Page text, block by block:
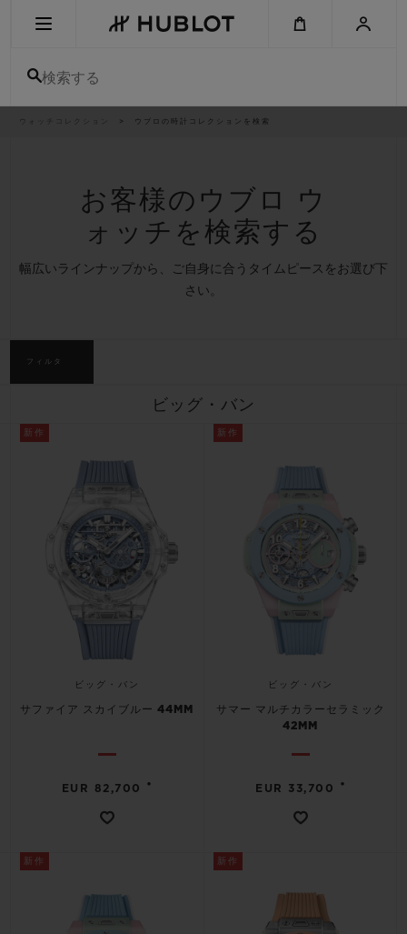
検索する
ウブロの時計コレクションを検索
お客様のウブロ ウ
ォッチを検索する
幅広いラインナップから、ご自身に合うタイムピースをお選び下
さい。
フィルタ
ビッグ・バン
新作
ビッグ・バン
サファイア スカイブルー 44MM
EUR 82,700 •
新作
ビッグ・バン
サマー マルチカラーセラミック
42MM
EUR 33,700 •
新作 新作
サマー マルチカラーセラ
ピーチセラミック
特別なサービス
5＋5年保証
ウブロティスタと延長保証
配送日数
送料＆返品無料